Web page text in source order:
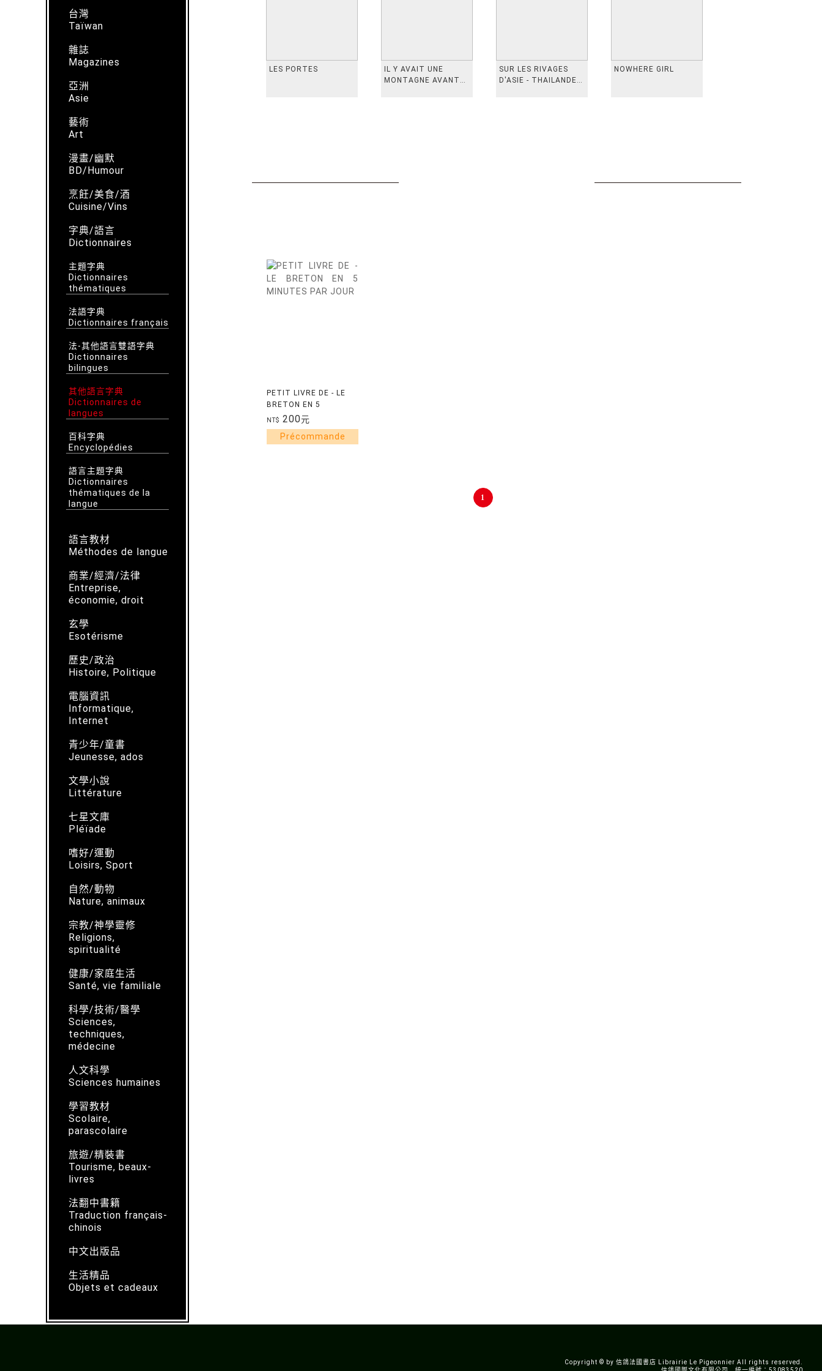
台灣
Taïwan
雜誌
Magazines
亞洲
Asie
藝術
Art
漫畫/幽默
BD/Humour
烹飪/美食/酒
Cuisine/Vins
字典/語言
Dictionnaires
主題字典
Dictionnaires
thématiques
法語字典
Dictionnaires français
法-其他語言雙語字典
Dictionnaires
bilingues
其他語言字典
Dictionnaires de
langues
百科字典
Encyclopédies
語言主題字典
Dictionnaires
thématiques de la
langue
語言教材
Méthodes de langue
商業/經濟/法律
Entreprise,
économie, droit
玄學
Esotérisme
歷史/政治
Histoire, Politique
電腦資訊
Informatique,
Internet
青少年/童書
Jeunesse, ados
文學小說
Littérature
七星文庫
Pléïade
嗜好/運動
Loisirs, Sport
自然/動物
Nature, animaux
宗教/神學靈修
Religions,
spiritualité
健康/家庭生活
Santé, vie familiale
科學/技術/醫學
Sciences,
techniques,
médecine
人文科學
Sciences humaines
學習教材
Scolaire,
parascolaire
旅遊/精裝書
Tourisme, beaux-
livres
法翻中書籍
Traduction français-
chinois
中文出版品
生活精品
Objets et cadeaux
LES PORTES
IL Y AVAIT UNE
MONTAGNE AVANT
SUR LES RIVAGES
D'ASIE - THAILANDE,
NOWHERE GIRL
PETIT LIVRE DE - LE
BRETON EN 5
MINUTES PAR JOUR
NT$ 200元
1
Copyright © by 信鴿法國書店 Librairie Le Pigeonnier All rights reserved.